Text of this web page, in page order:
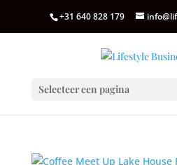
+31 640 828 179
Selecteer een pagina